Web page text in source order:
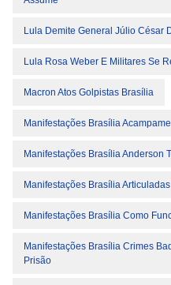
Lula Demite General Júlio César
Lula Rosa Weber E Militares Se
Macron Atos Golpistas Brasília
Manifestações Brasília
Manifestações Brasília Anderson
Manifestações Brasília
Manifestações Brasília Como
Manifestações Brasília Crimes
Prisão